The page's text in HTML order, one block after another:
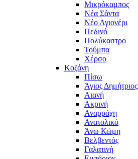
Μικρόκαμπος
Νέα Σάντα
Νέο Αγιονέρι
Πεδινό
Πολύκαστρο
Τούμπα
Χέρσο
Κοζάνη
Πίσω
Άγιος Δημήτριος
Αιανή
Ακρινή
Αναρράχη
Ανατολικό
Άνω Κώμη
Βελβεντός
Γαλατινή